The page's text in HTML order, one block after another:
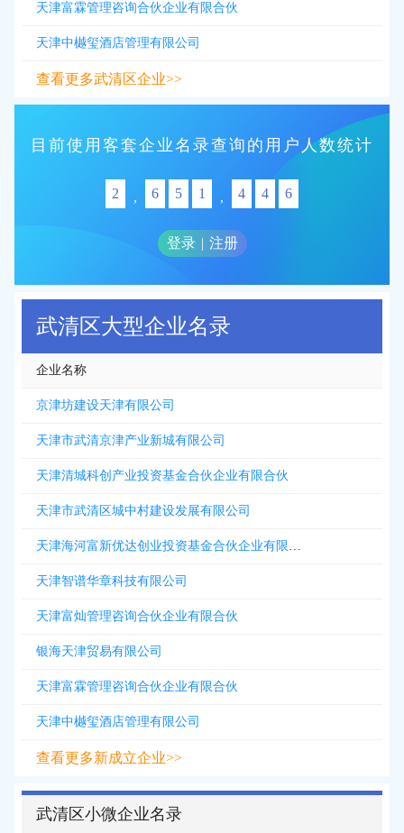
天津富霖管理咨询合伙企业有限合伙
天津中樾玺酒店管理有限公司
查看更多武清区企业>>
目前使用客套企业名录查询的用户人数统计
2 , 6 5 1 , 4 4 6
登录 | 注册
武清区大型企业名录
企业名称
京津坊建设天津有限公司
天津市武清京津产业新城有限公司
天津清城科创产业投资基金合伙企业有限合伙
天津市武清区城中村建设发展有限公司
天津海河富新优达创业投资基金合伙企业有限合伙
天津智谱华章科技有限公司
天津富灿管理咨询合伙企业有限合伙
银海天津贸易有限公司
天津富霖管理咨询合伙企业有限合伙
天津中樾玺酒店管理有限公司
查看更多新成立企业>>
武清区小微企业名录